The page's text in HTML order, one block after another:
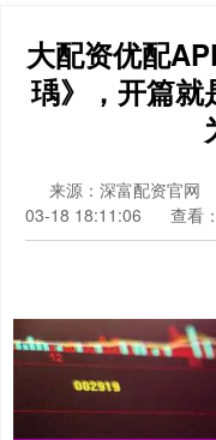
大配资优配
瑀》，开篇就
来源：深富配资官网
03-18 18:11:06
查看